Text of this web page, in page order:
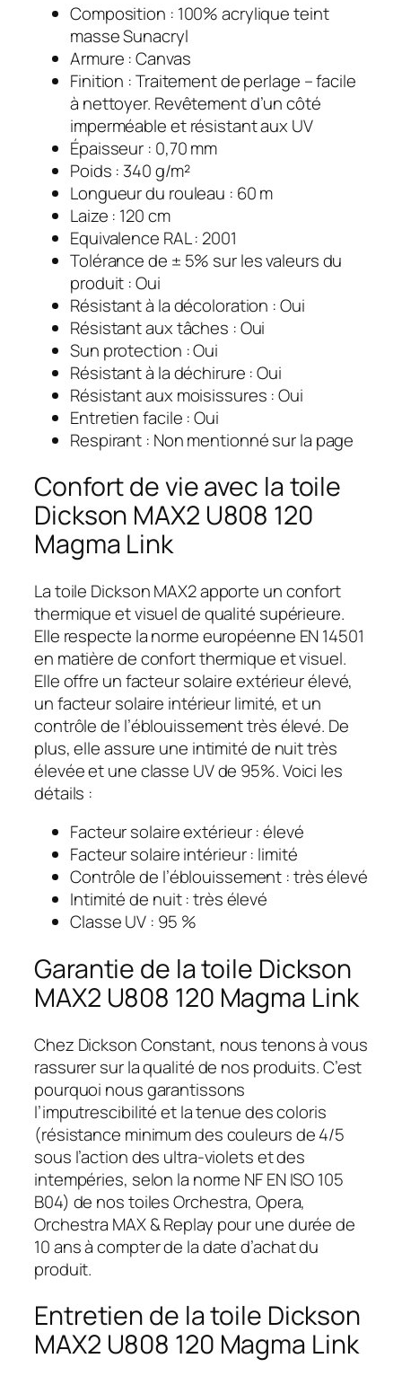
Composition : 100% acrylique teint
masse Sunacryl
Armure : Canvas
Finition : Traitement de perlage – facile
à nettoyer. Revêtement d’un côté
imperméable et résistant aux UV
Épaisseur : 0,70 mm
Poids : 340 g/m²
Longueur du rouleau : 60 m
Laize : 120 cm
Equivalence RAL : 2001
Tolérance de ± 5% sur les valeurs du
produit : Oui
Résistant à la décoloration : Oui
Résistant aux tâches : Oui
Sun protection : Oui
Résistant à la déchirure : Oui
Résistant aux moisissures : Oui
Entretien facile : Oui
Respirant : Non mentionné sur la page
Confort de vie avec la toile
Dickson MAX2 U808 120
Magma Link
La toile Dickson MAX2 apporte un confort
thermique et visuel de qualité supérieure.
Elle respecte la norme européenne EN 14501
en matière de confort thermique et visuel.
Elle offre un facteur solaire extérieur élevé,
un facteur solaire intérieur limité, et un
contrôle de l’éblouissement très élevé. De
plus, elle assure une intimité de nuit très
élevée et une classe UV de 95%. Voici les
détails :
Facteur solaire extérieur : élevé
Facteur solaire intérieur : limité
Contrôle de l’éblouissement : très élevé
Intimité de nuit : très élevé
Classe UV : 95 %
Garantie de la toile Dickson
MAX2 U808 120 Magma Link
Chez Dickson Constant, nous tenons à vous
rassurer sur la qualité de nos produits. C’est
pourquoi nous garantissons
l’imputrescibilité et la tenue des coloris
(résistance minimum des couleurs de 4/5
sous l’action des ultra-violets et des
intempéries, selon la norme NF EN ISO 105
B04) de nos toiles Orchestra, Opera,
Orchestra MAX & Replay pour une durée de
10 ans à compter de la date d’achat du
produit.
Entretien de la toile Dickson
MAX2 U808 120 Magma Link